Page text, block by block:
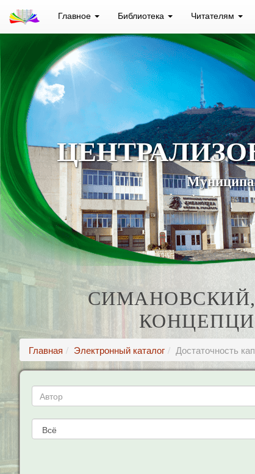
Главное Библиотека Читателям
Главная Электронный каталог Достаточность